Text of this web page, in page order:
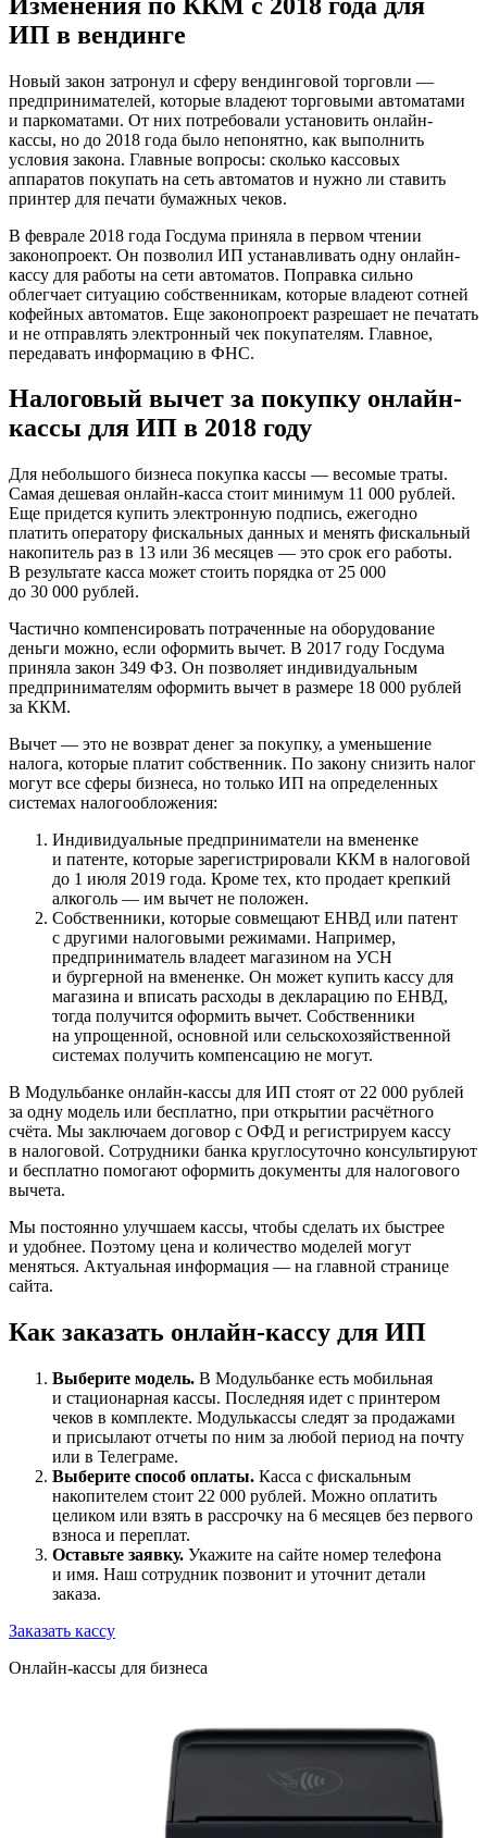
ИП в вендинге
Новый закон затронул и сферу вендинговой торговли —
предпринимателей, которые владеют торговыми автоматами
и паркоматами. От них потребовали установить онлайн-
кассы, но до 2018 года было непонятно, как выполнить
условия закона. Главные вопросы: сколько кассовых
аппаратов покупать на сеть автоматов и нужно ли ставить
принтер для печати бумажных чеков.
В феврале 2018 года Госдума приняла в первом чтении
законопроект. Он позволил ИП устанавливать одну онлайн-
кассу для работы на сети автоматов. Поправка сильно
облегчает ситуацию собственникам, которые владеют сотней
кофейных автоматов. Еще законопроект разрешает не печатать
и не отправлять электронный чек покупателям. Главное,
передавать информацию в ФНС.
Налоговый вычет за покупку онлайн-
кассы для ИП в 2018 году
Для небольшого бизнеса покупка кассы — весомые траты.
Самая дешевая онлайн-касса стоит минимум 11 000 рублей.
Еще придется купить электронную подпись, ежегодно
платить оператору фискальных данных и менять фискальный
накопитель раз в 13 или 36 месяцев — это срок его работы.
В результате касса может стоить порядка от 25 000
до 30 000 рублей.
Частично компенсировать потраченные на оборудование
деньги можно, если оформить вычет. В 2017 году Госдума
приняла закон 349 ФЗ. Он позволяет индивидуальным
предпринимателям оформить вычет в размере 18 000 рублей
за ККМ.
Вычет — это не возврат денег за покупку, а уменьшение
налога, которые платит собственник. По закону снизить налог
могут все сферы бизнеса, но только ИП на определенных
системах налогообложения:
Индивидуальные предприниматели на вмененке
и патенте, которые зарегистрировали ККМ в налоговой
до 1 июля 2019 года. Кроме тех, кто продает крепкий
алкоголь — им вычет не положен.
Собственники, которые совмещают ЕНВД или патент
с другими налоговыми режимами. Например,
предприниматель владеет магазином на УСН
и бургерной на вмененке. Он может купить кассу для
магазина и вписать расходы в декларацию по ЕНВД,
тогда получится оформить вычет. Собственники
на упрощенной, основной или сельскохозяйственной
системах получить компенсацию не могут.
В Модульбанке онлайн-кассы для ИП стоят от 22 000 рублей
за одну модель или бесплатно, при открытии расчётного
счёта. Мы заключаем договор с ОФД и регистрируем кассу
в налоговой. Сотрудники банка круглосуточно консультируют
и бесплатно помогают оформить документы для налогового
вычета.
Мы постоянно улучшаем кассы, чтобы сделать их быстрее
и удобнее. Поэтому цена и количество моделей могут
меняться. Актуальная информация — на главной странице
сайта.
Как заказать онлайн-кассу для ИП
Выберите модель. В Модульбанке есть мобильная
и стационарная кассы. Последняя идет с принтером
чеков в комплекте. Модулькассы следят за продажами
и присылают отчеты по ним за любой период на почту
или в Телеграме.
Выберите способ оплаты. Касса с фискальным
накопителем стоит 22 000 рублей. Можно оплатить
целиком или взять в рассрочку на 6 месяцев без первого
взноса и переплат.
Оставьте заявку. Укажите на сайте номер телефона
и имя. Наш сотрудник позвонит и уточнит детали
заказа.
Заказать кассу
Онлайн-кассы для бизнеса